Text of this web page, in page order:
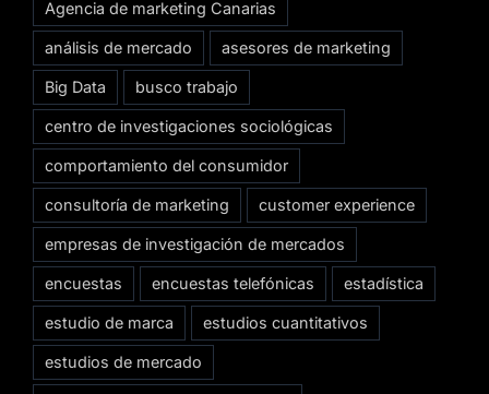
Agencia de marketing Canarias
análisis de mercado asesores de marketing
Big Data busco trabajo
centro de investigaciones sociológicas
comportamiento del consumidor
consultoría de marketing customer experience
empresas de investigación de mercados
encuestas encuestas telefónicas estadística
estudio de marca estudios cuantitativos
estudios de mercado